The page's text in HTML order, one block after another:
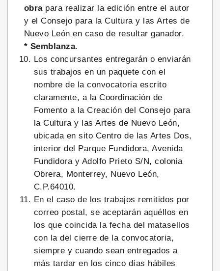
obrapara realizar la edición entre el autor
y el Consejo para la Cultura y las Artes de
Nuevo León en caso de resultar ganador.
* Semblanza.
Los concursantes entregarán o enviarán
sus trabajos en un paquete con el
nombre de la convocatoria escrito
claramente, a la Coordinación de
Fomento a la Creación del Consejo para
la Cultura y las Artes de Nuevo León,
ubicada en sito Centro de las Artes Dos,
interior del Parque Fundidora, Avenida
Fundidora y Adolfo Prieto S/N, colonia
Obrera, Monterrey, Nuevo León,
C.P.64010.
En el caso de los trabajos remitidos por
correo postal, se aceptarán aquéllos en
los que coincida la fecha del matasellos
con la del cierre de la convocatoria,
siempre y cuando sean entregados a
más tardar en los cinco días hábiles